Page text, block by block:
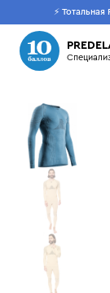
⚡
Пусто
Что будем